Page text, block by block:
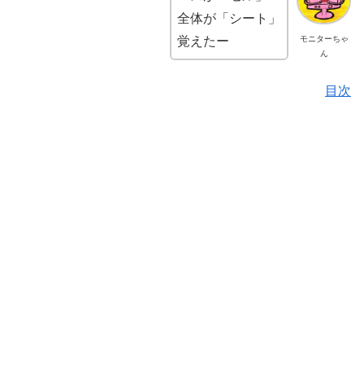
モニターちゃ
ん
全体が「シート」
覚えたー
目次